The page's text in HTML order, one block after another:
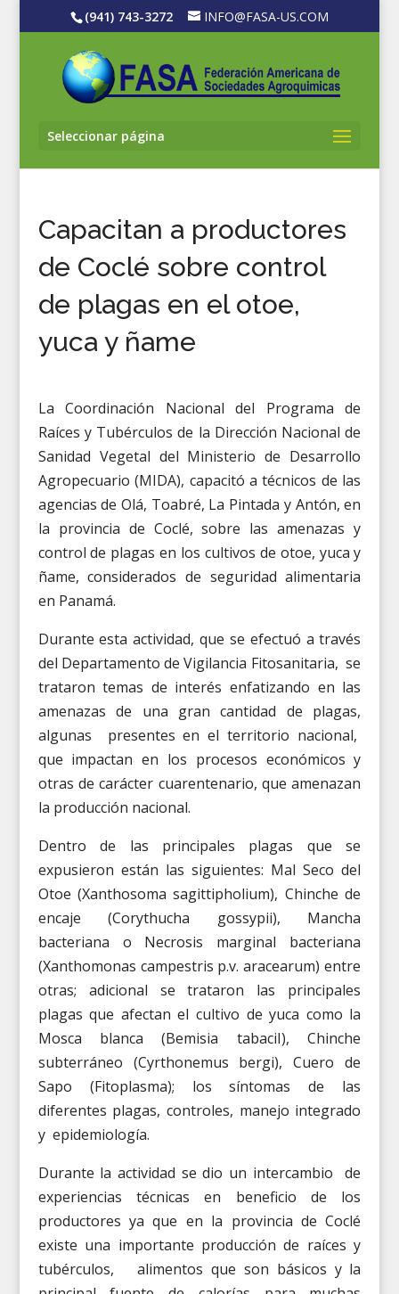
(941) 743-3272 INFO@FASA-US.COM
Seleccionar página
Capacitan a productores
de Coclé sobre control
de plagas en el otoe,
yuca y ñame
La Coordinación Nacional del Programa de
Raíces y Tubérculos de la Dirección Nacional de
Sanidad Vegetal del Ministerio de Desarrollo
Agropecuario (MIDA), capacitó a técnicos de las
agencias de Olá, Toabré, La Pintada y Antón, en
la provincia de Coclé, sobre las amenazas y
control de plagas en los cultivos de otoe, yuca y
ñame, considerados de seguridad alimentaria
en Panamá.
Durante esta actividad, que se efectuó a través
del Departamento de Vigilancia Fitosanitaria, se
trataron temas de interés enfatizando en las
amenazas de una gran cantidad de plagas,
algunas presentes en el territorio nacional,
que impactan en los procesos económicos y
otras de carácter cuarentenario, que amenazan
la producción nacional.
Dentro de las principales plagas que se
expusieron están las siguientes: Mal Seco del
Otoe (Xanthosoma sagittipholium), Chinche de
encaje (Corythucha gossypii), Mancha
bacteriana o Necrosis marginal bacteriana
(Xanthomonas campestris p.v. aracearum) entre
otras; adicional se trataron las principales
plagas que afectan el cultivo de yuca como la
Mosca blanca (Bemisia tabaciI), Chinche
subterráneo (Cyrthonemus bergi), Cuero de
Sapo (Fitoplasma); los síntomas de las
diferentes plagas, controles, manejo integrado
y epidemiología.
Durante la actividad se dio un intercambio de
experiencias técnicas en beneficio de los
productores ya que en la provincia de Coclé
existe una importante producción de raíces y
tubérculos, alimentos que son básicos y la